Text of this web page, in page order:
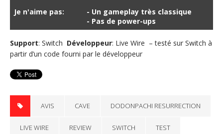
Je n'aime pas:
- Un gameplay très classique
- Pas de power-ups
Support: Switch Développeur: Live Wire – testé sur Switch à
partir d’un code fourni par le développeur
AVIS CAVE DODONPACHI RESURRECTION
LIVE WIRE REVIEW SWITCH TEST